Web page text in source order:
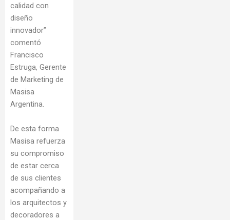
calidad con
diseño
innovador”
comentó
Francisco
Estruga, Gerente
de Marketing de
Masisa
Argentina.
De esta forma
Masisa refuerza
su compromiso
de estar cerca
de sus clientes
acompañando a
los arquitectos y
decoradores a